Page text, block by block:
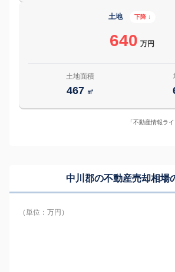
土地 下降 ↓
640 万円
土地面積
467 ㎡
「不動産情報ラ
中川郡の不動産売却相場
（単位：万円）